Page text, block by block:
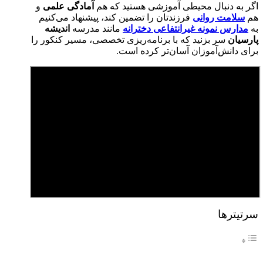
اگر به دنبال محیطی آموزشی هستید که هم آمادگی علمی و
هم سلامت روانی فرزندتان را تضمین کند، پیشنهاد می‌کنیم
به مدارس نمونه غیرانتفاعی دخترانه مانند مدرسه اندیشه
پارسیان سر بزنید که با برنامه‌ریزی تخصصی، مسیر کنکور را
برای دانش‌آموزان آسان‌تر کرده است.
سرتیترها